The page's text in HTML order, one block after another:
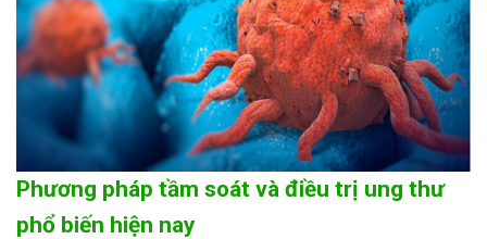
Phương pháp tầm soát và điều trị ung thư
phổ biến hiện nay